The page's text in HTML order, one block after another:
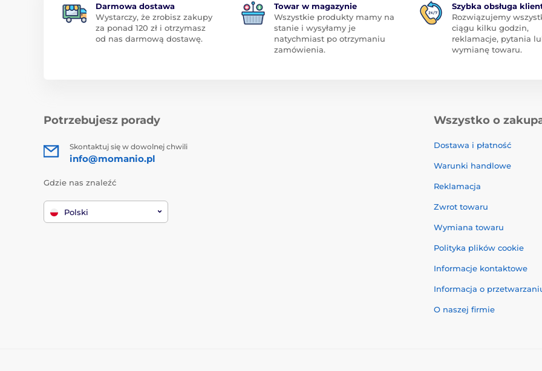
Darmowa dostawa
Wystarczy, że zrobisz zakupy
za ponad 120 zł i otrzymasz
od nas darmową dostawę.
Towar w magazynie
Wszystkie produkty mamy na
stanie i wysyłamy je
natychmiast po otrzymaniu
zamówienia.
Szybka obsługa
Rozwiązujemy
ciągu kilku godzin,
reklamacje, pytania
wymianę towaru.
Potrzebujesz porady
Skontaktuj się w dowolnej chwili
info@momanio.pl
Gdzie nas znaleźć
Polski
Wszystko o
Dostawa i płatność
Warunki handlowe
Reklamacja
Zwrot towaru
Wymiana towaru
Polityka plików cookie
Informacje kontaktowe
Informacja o
O naszej firmie